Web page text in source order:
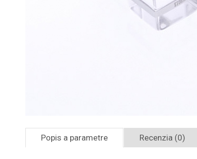
Popis a parametre Recenzia (0)